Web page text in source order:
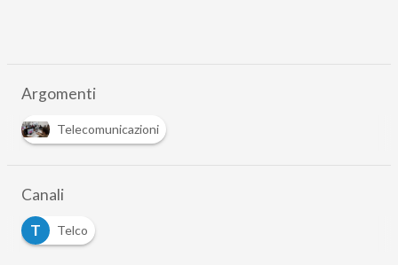
Argomenti
Telecomunicazioni
Canali
T
Telco